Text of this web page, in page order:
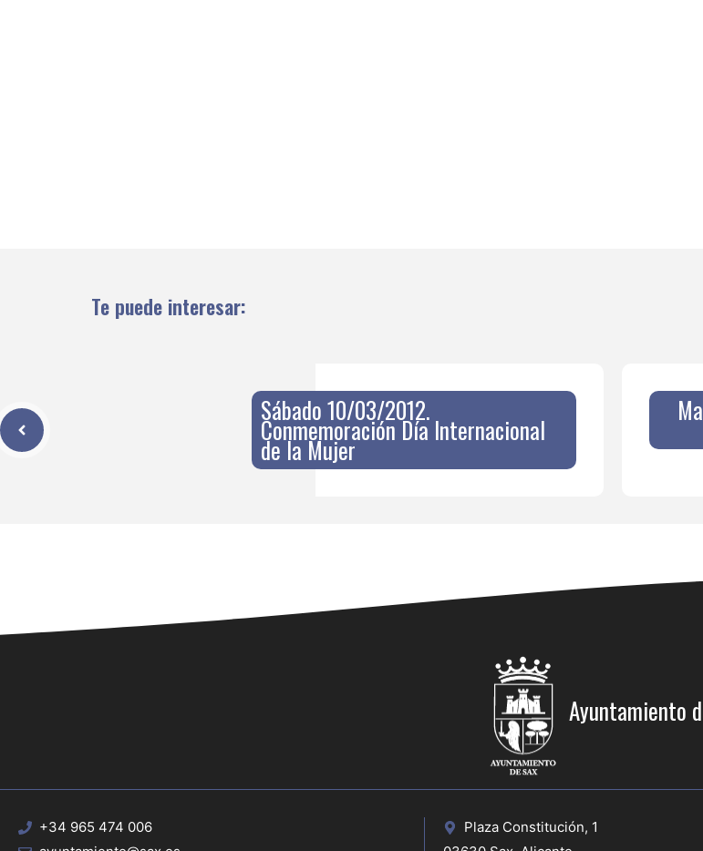
Te puede interesar:
Sábado 10/03/2012.
Conmemoración Día Internacional
de la Mujer
Ayuntamiento
+34 965 474 006
Plaza Constitución, 1